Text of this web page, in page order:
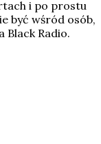
i po prostu
być wśród osób,
Black Radio.